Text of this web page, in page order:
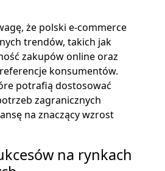
że polski e-commerce
trendów, takich jak
zakupów online oraz
konsumentów.
potrafią dostosować
zagranicznych
na znaczący wzrost
na rynkach